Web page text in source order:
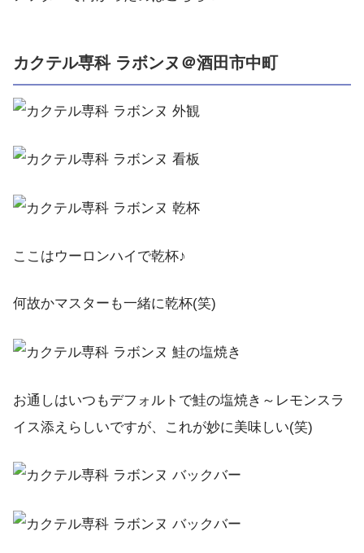
カクテル専科 ラボンヌ＠酒田市中町
ここはウーロンハイで乾杯♪
何故かマスターも一緒に乾杯(笑)
お通しはいつもデフォルトで鮭の塩焼き～レモンスラ
イス添えらしいですが、これが妙に美味しい(笑)